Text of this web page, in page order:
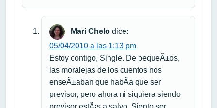
Mari Chelo dice:
05/04/2010 a las 1:13 pm
Estoy contigo, Single. De pequeÃ±os,
las moralejas de los cuentos nos
enseÃ±aban que habÃ­a que ser
previsor, pero ahora ni siquiera siendo
previsor estÃ¡s a salvo. Siento ser